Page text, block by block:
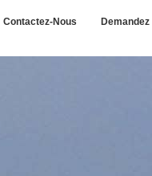
Contactez-Nous